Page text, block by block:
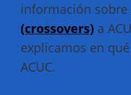
información sobre
(crossovers) a
explicamos en
ACUC.